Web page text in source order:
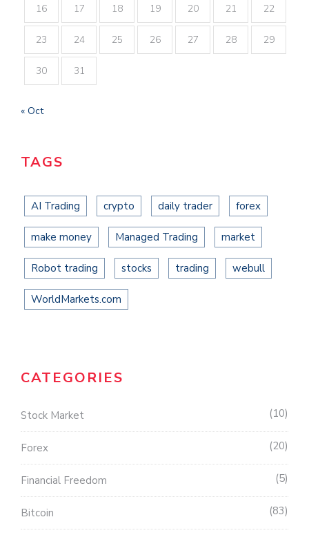
16 17 18 19 20 21 22
23 24 25 26 27 28 29
30 31
« Oct
TAGS
AI Trading crypto daily trader forex
make money Managed Trading market
Robot trading stocks trading webull
WorldMarkets.com
CATEGORIES
Stock Market 10
Forex 20
Financial Freedom 5
Bitcoin 83